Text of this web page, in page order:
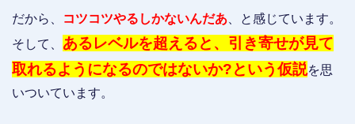
だから、 コツコツやるしかないんだあ 、と感じています。
そして、 あるレベルを超えると、引き寄せが見て
取れるようになるのではないか?という仮説を思
いついています。